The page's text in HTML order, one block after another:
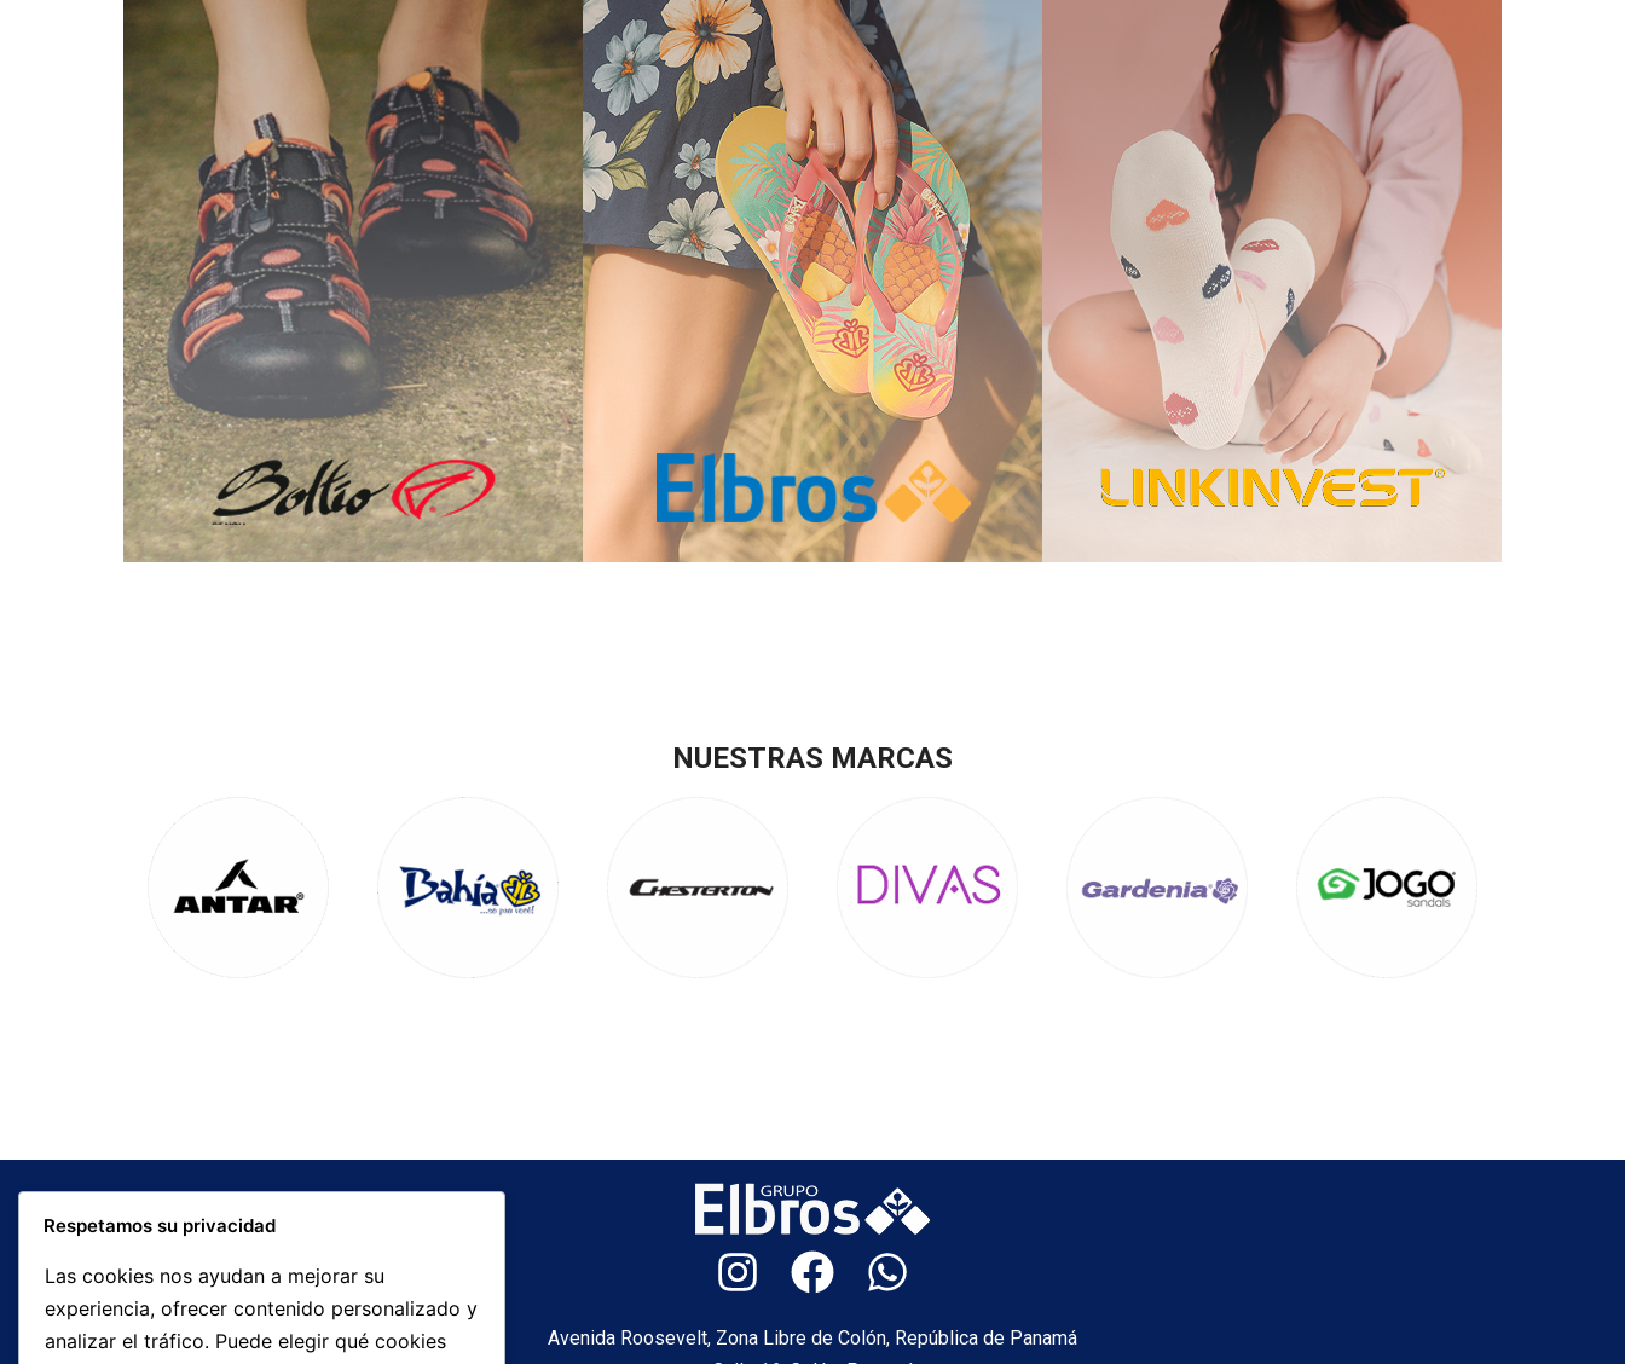
NUESTRAS MARCAS
Avenida Roosevelt, Zona Libre de Colón, República de Panamá
Respetamos su privacidad
Las cookies nos ayudan a mejorar su
experiencia, ofrecer contenido personalizado y
analizar el tráfico. Puede elegir qué cookies